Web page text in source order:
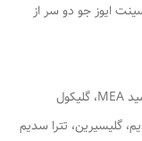
ایوز جو دو سر از
آب (آب)، سدیم لورت سولفات، کلرید سدیم، کوکامید MEA، گلیکول
گلیسیرین، تترا سدیم